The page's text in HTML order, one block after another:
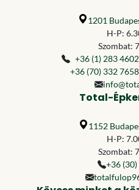
1201
H-P:
Szombat:
+36 (1) 283 4602
+36 (70) 332 7658
Total-
1152
H-P:
Szombat:
+36